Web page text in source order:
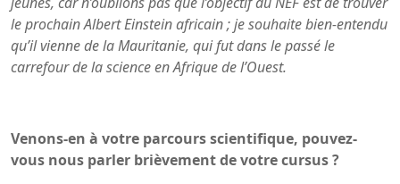
le prochain Albert Einstein africain ; je souhaite bien-entendu
qu’il vienne de la Mauritanie, qui fut dans le passé le
carrefour de la science en Afrique de l’Ouest.
Venons-en à votre parcours scientifique, pouvez-
vous nous parler brièvement de votre cursus ?